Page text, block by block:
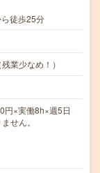
徒歩25分
業少なめ！）
×実働8h×週5日
せん。